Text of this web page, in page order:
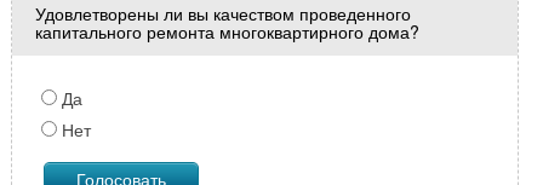
Удовлетворены ли вы качеством проведенного
капитального ремонта многоквартирного дома?
Да
Нет